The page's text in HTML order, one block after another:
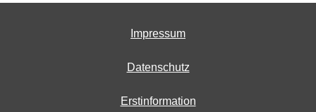
Impressum
Datenschutz
Erstinformation